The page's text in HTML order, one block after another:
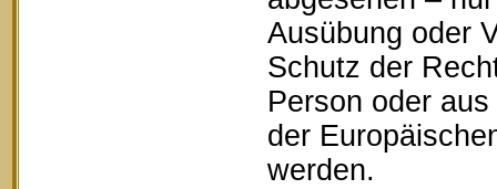
Ausübung oder
Schutz der
Person oder
der
werden.